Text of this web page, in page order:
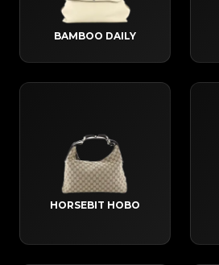
BAMBOO DAILY
HORSEBIT HOBO